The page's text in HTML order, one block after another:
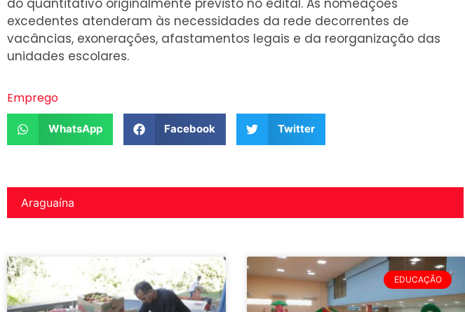
do quantitativo originalmente previsto no edital. As nomeações
excedentes atenderam às necessidades da rede decorrentes de
vacâncias, exonerações, afastamentos legais e da reorganização das
unidades escolares.
Emprego
WhatsApp Facebook Twitter
Araguaína
EDUCAÇÃO